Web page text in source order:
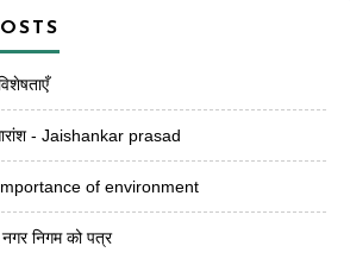
- Jaishankar prasad
importance of environment
निगम को पत्र